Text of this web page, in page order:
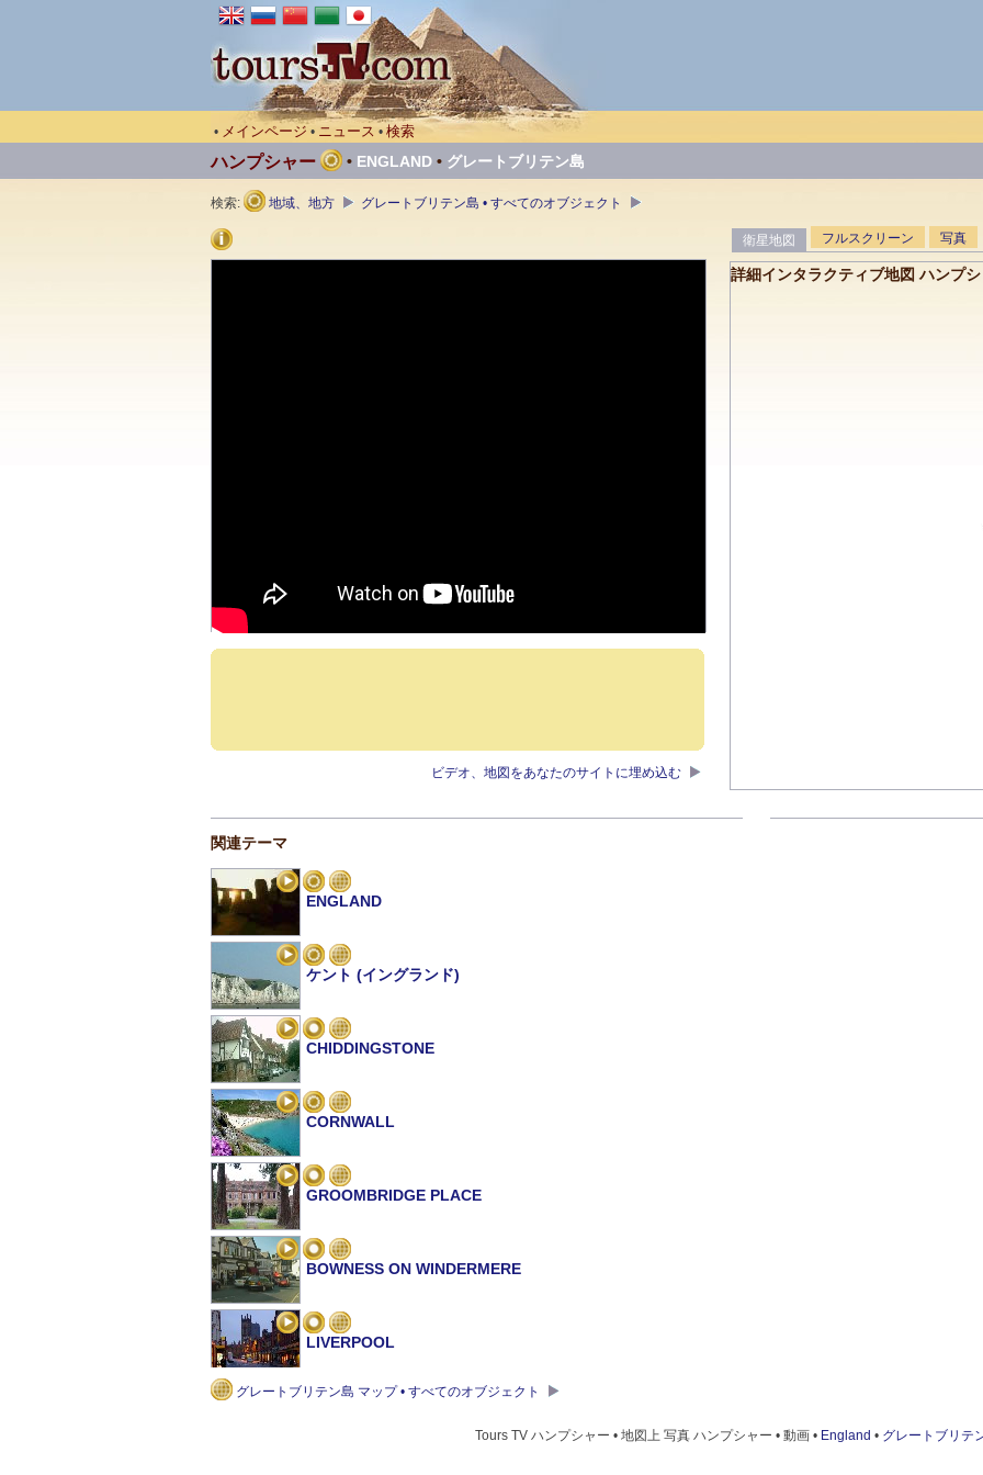
• メインページ • ニュース • 検索
ハンプシャー • ENGLAND • グレートブリテン島
検索: 地域、地方 グレートブリテン島 • すべてのオブジェクト
ビデオ、地図をあなたのサイトに埋め込む
衛星地図 フルスクリーン 写真
詳細インタラクティブ地図 ハンプ
関連テーマ
ENGLAND
ケント (イングランド)
CHIDDINGSTONE
CORNWALL
GROOMBRIDGE PLACE
BOWNESS ON WINDERMERE
LIVERPOOL
グレートブリテン島 マップ • すべてのオブジェクト
Tours TV ハンプシャー • 地図上 写真 ハンプシャー • 動画 • England • グレートブリテ